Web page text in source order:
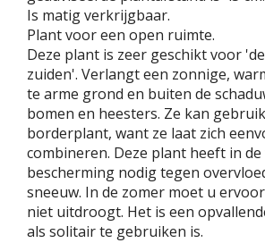
Is matig verkrijgbaar.
Plant voor een open ruimte.
Deze plant is zeer geschikt voor
zuiden'. Verlangt een zonnige,
te arme grond en buiten de
bomen en heesters. Ze kan
borderplant, want ze laat zich
combineren. Deze plant heeft in
bescherming nodig tegen
sneeuw. In de zomer moet u
niet uitdroogt. Het is een
als solitair te gebruiken is.